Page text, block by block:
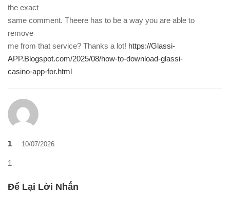
the exact
same comment. Theere has to be a way you are able to
remove
me from that service? Thanks a lot! https://Glassi-
APP.Blogspot.com/2025/08/how-to-download-glassi-
casino-app-for.html
1 10/07/2026
1
Để Lại Lời Nhắn